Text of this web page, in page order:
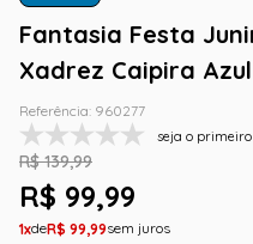
Fantasia Festa
Xadrez Caipira Azul
Referência: 960277
seja o
R$ 139,99
R$ 99,99
1 R$ 99,99